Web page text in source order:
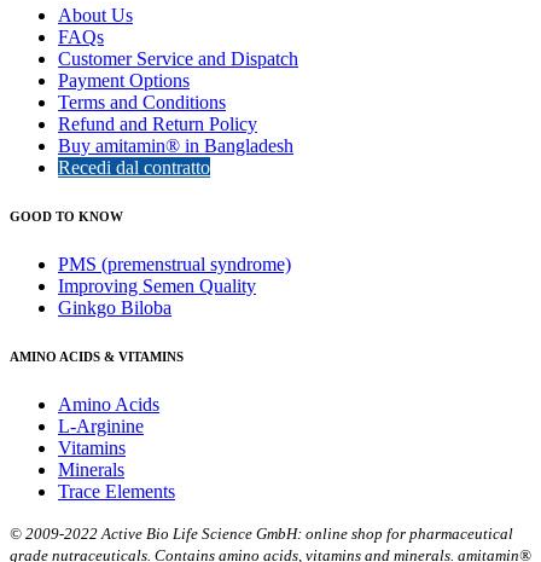
About Us
FAQs
Customer Service and Dispatch
Payment Options
Terms and Conditions
Refund and Return Policy
Buy amitamin® in Bangladesh
Recedi dal contratto
GOOD TO KNOW
PMS (premenstrual syndrome)
Improving Semen Quality
Ginkgo Biloba
AMINO ACIDS & VITAMINS
Amino Acids
L-Arginine
Vitamins
Minerals
Trace Elements
© 2009-2022 Active Bio Life Science GmbH: online shop for pharmaceutical
grade nutraceuticals. Contains amino acids, vitamins and minerals. amitamin®